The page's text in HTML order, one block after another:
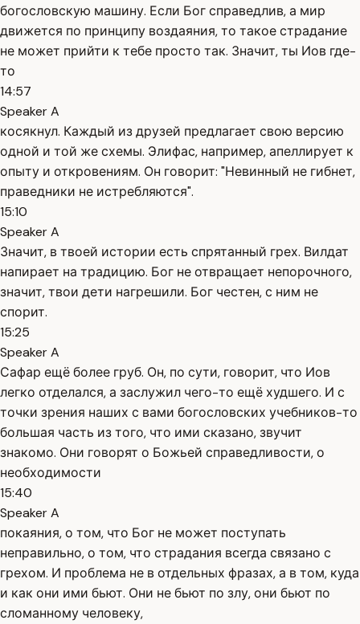
богословскую машину. Если Бог справедлив, а мир
движется по принципу воздаяния, то такое страдание
не может прийти к тебе просто так. Значит, ты Иов где-
то
14:57
Speaker A
косякнул. Каждый из друзей предлагает свою версию
одной и той же схемы. Элифас, например, апеллирует к
опыту и откровениям. Он говорит: "Невинный не гибнет,
праведники не истребляются".
15:10
Speaker A
Значит, в твоей истории есть спрятанный грех. Вилдат
напирает на традицию. Бог не отвращает непорочного,
значит, твои дети нагрешили. Бог честен, с ним не
спорит.
15:25
Speaker A
Сафар ещё более груб. Он, по сути, говорит, что Иов
легко отделался, а заслужил чего-то ещё худшего. И с
точки зрения наших с вами богословских учебников-то
большая часть из того, что ими сказано, звучит
знакомо. Они говорят о Божьей справедливости, о
необходимости
15:40
Speaker A
покаяния, о том, что Бог не может поступать
неправильно, о том, что страдания всегда связано с
грехом. И проблема не в отдельных фразах, а в том, куда
и как они ими бьют. Они не бьют по злу, они бьют по
сломанному человеку,